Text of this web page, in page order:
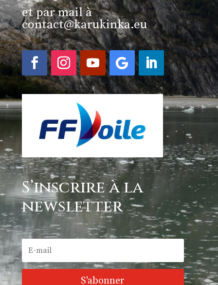
et par mail à
contact@karukinka.eu
S’inscrire à la
newsletter
S'abonner